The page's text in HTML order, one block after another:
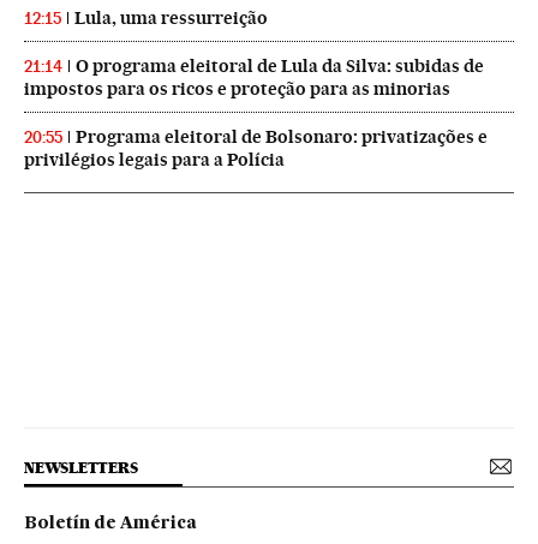
12:15 Lula, uma ressurreição
21:14
O programa eleitoral de Lula da Silva: subidas de
impostos para os ricos e proteção para as minorias
20:55
Programa eleitoral de Bolsonaro: privatizações e
privilégios legais para a Polícia
NEWSLETTERS
Boletín de América